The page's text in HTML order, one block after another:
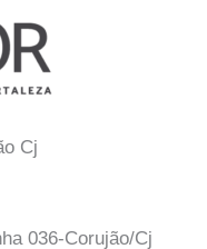
Cj
036-Corujão/Cj